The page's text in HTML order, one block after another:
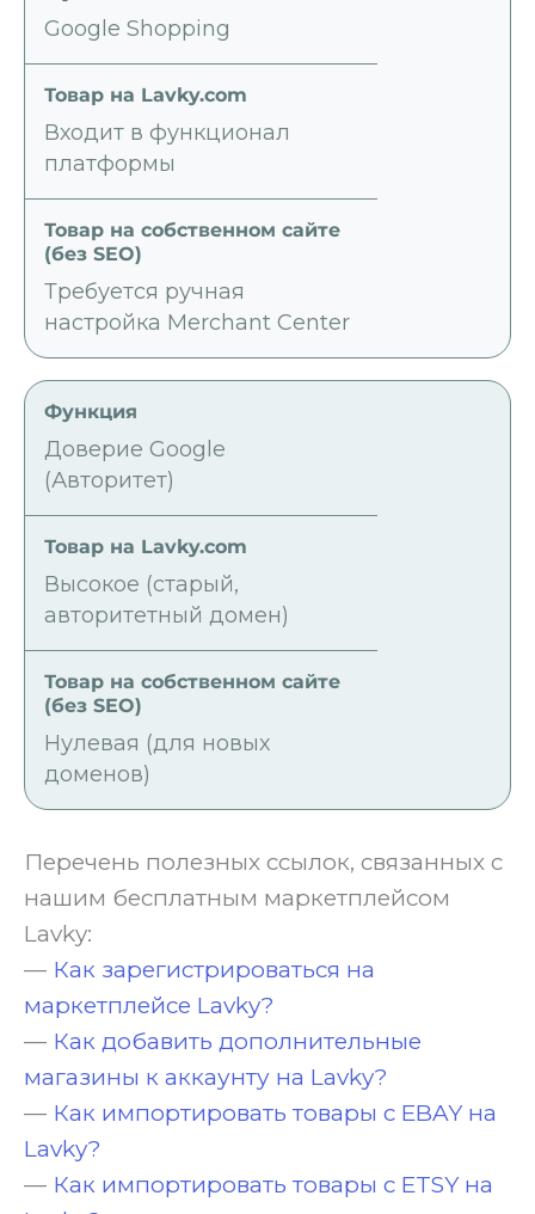
Google Shopping
Входит в функционал
платформы
Требуется ручная
настройка Merchant Center
Доверие Google
(Авторитет)
Высокое (старый,
авторитетный домен)
Нулевая (для новых
доменов)
Перечень полезных ссылок, связанных с
нашим бесплатным маркетплейсом
Lavky:
— Как зарегистрироваться на
маркетплейсе Lavky?
— Как добавить дополнительные
магазины к аккаунту на Lavky?
— Как импортировать товары с EBAY на
Lavky?
— Как импортировать товары с ETSY на